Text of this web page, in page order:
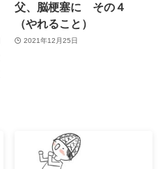
父、脳梗塞に その４
（やれること）
2021年12月25日